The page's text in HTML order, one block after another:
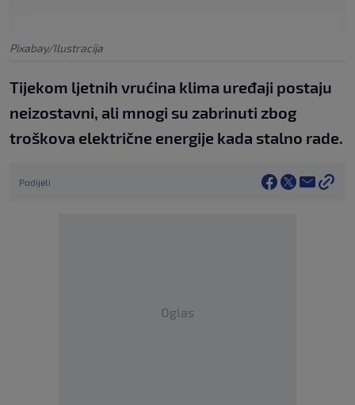
Pixabay/Ilustracija
Tijekom ljetnih vrućina klima uređaji postaju
neizostavni, ali mnogi su zabrinuti zbog
troškova električne energije kada stalno rade.
Podijeli
Oglas